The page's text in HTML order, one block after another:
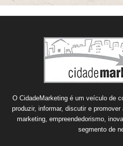
O CidadeMarketing é um veículo de
produzir, informar, discutir e
marketing, empreendedorismo,
segmento de